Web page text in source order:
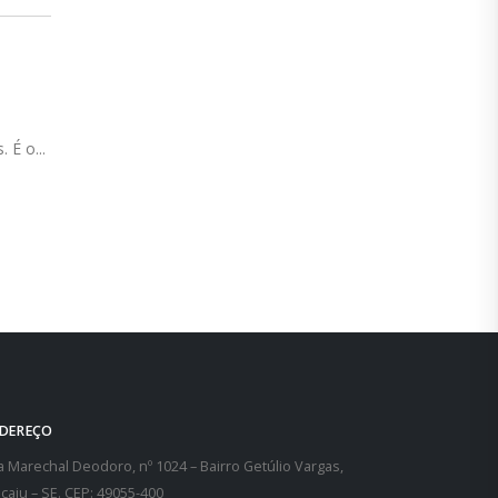
a
promovidas pela PEC 287,...
leia mais